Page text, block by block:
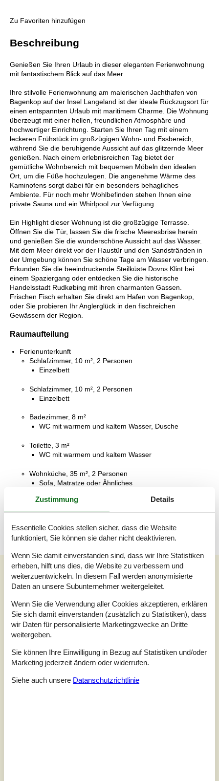
Zu Favoriten hinzufügen
Beschreibung
Genießen Sie Ihren Urlaub in dieser eleganten Ferienwohnung
mit fantastischem Blick auf das Meer.
Ihre stilvolle Ferienwohnung am malerischen Jachthafen von
Bagenkop auf der Insel Langeland ist der ideale Rückzugsort für
einen entspannten Urlaub mit maritimem Charme. Die Wohnung
überzeugt mit einer hellen, freundlichen Atmosphäre und
hochwertiger Einrichtung. Starten Sie Ihren Tag mit einem
leckeren Frühstück im großzügigen Wohn- und Essbereich,
während Sie die beruhigende Aussicht auf das glitzernde Meer
genießen. Nach einem erlebnisreichen Tag bietet der
gemütliche Wohnbereich mit bequemen Möbeln den idealen
Ort, um die Füße hochzulegen. Die angenehme Wärme des
Kaminofens sorgt dabei für ein besonders behagliches
Ambiente. Für noch mehr Wohlbefinden stehen Ihnen eine
private Sauna und ein Whirlpool zur Verfügung.
Ein Highlight dieser Wohnung ist die großzügige Terrasse.
Öffnen Sie die Tür, lassen Sie die frische Meeresbrise herein
und genießen Sie die wunderschöne Aussicht auf das Wasser.
Mit dem Meer direkt vor der Haustür und den Sandstränden in
der Umgebung können Sie schöne Tage am Wasser verbringen.
Erkunden Sie die beeindruckende Steilküste Dovns Klint bei
einem Spaziergang oder entdecken Sie die historische
Handelsstadt Rudkøbing mit ihren charmanten Gassen.
Frischen Fisch erhalten Sie direkt am Hafen von Bagenkop,
oder Sie probieren Ihr Anglerglück in den fischreichen
Gewässern der Region.
Raumaufteilung
Ferienunterkunft
Schlafzimmer, 10 m², 2 Personen
Einzelbett
Schlafzimmer, 10 m², 2 Personen
Einzelbett
Badezimmer, 8 m²
WC mit warmem und kaltem Wasser, Dusche
Toilette, 3 m²
WC mit warmem und kaltem Wasser
Wohnküche, 35 m², 2 Personen
Sofa, Matratze oder Ähnliches
Terrasse, 29 m²
Offene Terrasse
Unsere Gästebewertungen
Unsere GästebewertungenExterne Bewertungen
4,6 Bezogen auf11Bewertungen
5
4
2
Zustimmung Details
Essentielle Cookies stellen sicher, dass die Website
funktioniert, Sie können sie daher nicht deaktivieren.
Wenn Sie damit einverstanden sind, dass wir Ihre Statistiken
erheben, hilft uns dies, die Website zu verbessern und
weiterzuentwickeln. In diesem Fall werden anonymisierte
Daten an unsere Subunternehmer weitergeleitet.
Wenn Sie die Verwendung aller Cookies akzeptieren, erklären
Sie sich damit einverstanden (zusätzlich zu Statistiken), dass
wir Daten für personalisierte Marketingzwecke an Dritte
weitergeben.
Sie können Ihre Einwilligung in Bezug auf Statistiken und/oder
Marketing jederzeit ändern oder widerrufen.
Siehe auch unsere Datanschutzrichtlinie